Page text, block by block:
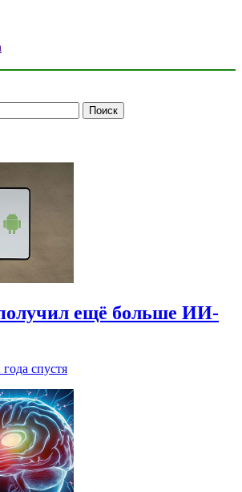
ещё больше ИИ-
года спустя